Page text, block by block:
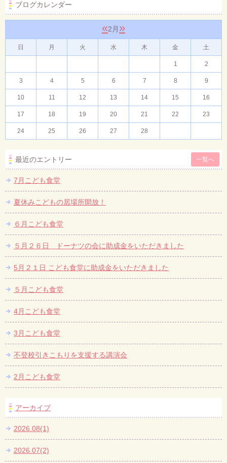
ブログカレンダー
«2月 »
日 月 火 水 木 金 土
1 2
3 4 5 6 7 8 9
10 11 12 13 14 15 16
17 18 19 20 21 22 23
24 25 26 27 28
最近のエントリー 一覧へ
7月こども食堂
夏休みこどもの居場所開放！
６月こども食堂
５月２６日 ドーナツの会に助成金をいただきました
5月２１日 こども食堂に助成金をいただきました
５月こども食堂
4月こども食堂
3月こども食堂
不登校引きこもりを支援する講演会
2月こども食堂
アーカイブ
2026.08(1)
2026.07(2)